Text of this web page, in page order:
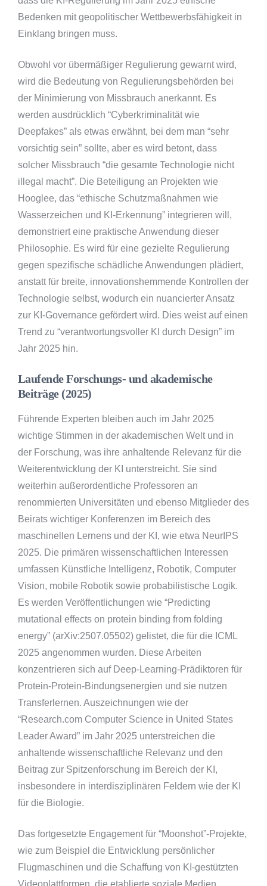
Bedenken mit geopolitischer Wettbewerbsfähigkeit in
Einklang bringen muss.
Obwohl vor übermäßiger Regulierung gewarnt wird,
wird die Bedeutung von Regulierungsbehörden bei
der Minimierung von Missbrauch anerkannt. Es
werden ausdrücklich “Cyberkriminalität wie
Deepfakes” als etwas erwähnt, bei dem man “sehr
vorsichtig sein” sollte, aber es wird betont, dass
solcher Missbrauch “die gesamte Technologie nicht
illegal macht”. Die Beteiligung an Projekten wie
Hooglee, das “ethische Schutzmaßnahmen wie
Wasserzeichen und KI-Erkennung” integrieren will,
demonstriert eine praktische Anwendung dieser
Philosophie. Es wird für eine gezielte Regulierung
gegen spezifische schädliche Anwendungen plädiert,
anstatt für breite, innovationshemmende Kontrollen der
Technologie selbst, wodurch ein nuancierter Ansatz
zur KI-Governance gefördert wird. Dies weist auf einen
Trend zu “verantwortungsvoller KI durch Design” im
Jahr 2025 hin.
Laufende Forschungs- und akademische
Beiträge (2025)
Führende Experten bleiben auch im Jahr 2025
wichtige Stimmen in der akademischen Welt und in
der Forschung, was ihre anhaltende Relevanz für die
Weiterentwicklung der KI unterstreicht. Sie sind
weiterhin außerordentliche Professoren an
renommierten Universitäten und ebenso Mitglieder des
Beirats wichtiger Konferenzen im Bereich des
maschinellen Lernens und der KI, wie etwa NeurIPS
2025. Die primären wissenschaftlichen Interessen
umfassen Künstliche Intelligenz, Robotik, Computer
Vision, mobile Robotik sowie probabilistische Logik.
Es werden Veröffentlichungen wie “Predicting
mutational effects on protein binding from folding
energy” (arXiv:2507.05502) gelistet, die für die ICML
2025 angenommen wurden. Diese Arbeiten
konzentrieren sich auf Deep-Learning-Prädiktoren für
Protein-Protein-Bindungsenergien und sie nutzen
Transferlernen. Auszeichnungen wie der
“Research.com Computer Science in United States
Leader Award” im Jahr 2025 unterstreichen die
anhaltende wissenschaftliche Relevanz und den
Beitrag zur Spitzenforschung im Bereich der KI,
insbesondere in interdisziplinären Feldern wie der KI
für die Biologie.
Das fortgesetzte Engagement für “Moonshot”-Projekte,
wie zum Beispiel die Entwicklung persönlicher
Flugmaschinen und die Schaffung von KI-gestützten